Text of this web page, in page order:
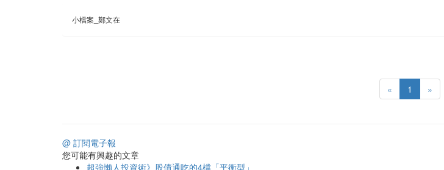
小檔案_鄭文在
« 1 »
@ 訂閱電子報
您可能有興趣的文章
超強懶人投資術》股債通吃的4檔「平衡型」